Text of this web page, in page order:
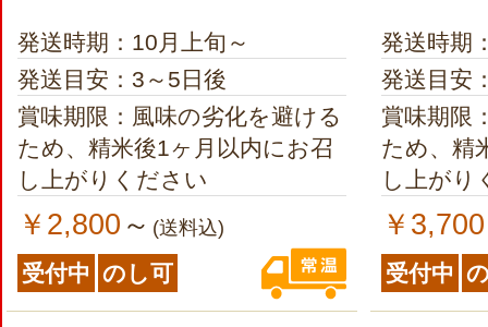
発送時期：10月上旬～
発送目安：3～5日後
賞味期限：風味の劣化を避ける
ため、精米後1ヶ月以内にお召
し上がりください
￥2,800 ～ (送料込)
受付中 のし可
発送時期
発送目安
賞味期限
ため、精
し上がり
￥3,700
受付中